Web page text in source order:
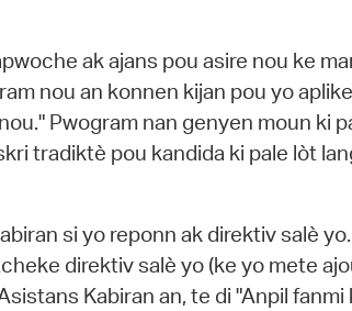
ak ajans pou asire nou ke
nou an konnen kijan pou yo
Pwogram nan genyen moun ki
tradiktè pou kandida ki pale lòt
si yo reponn ak direktiv salè yo.
direktiv salè yo (ke yo mete
Kabiran an, te di "Anpil fanmi